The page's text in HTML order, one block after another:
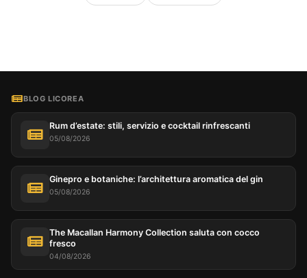
BLOG LICOREA
Rum d’estate: stili, servizio e cocktail rinfrescanti
05/08/2026
Ginepro e botaniche: l’architettura aromatica del gin
05/08/2026
The Macallan Harmony Collection saluta con cocco
fresco
04/08/2026